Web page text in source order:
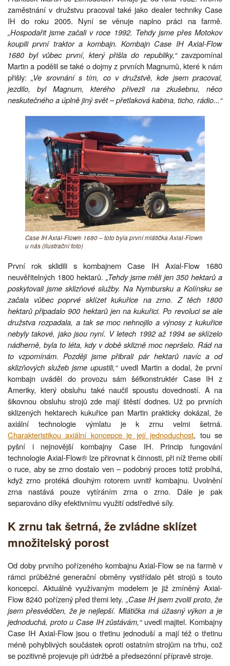
zaměstnání v družstvu pracoval také jako dealer techniky Case
IH do roku 2005. Nyní se věnuje naplno práci na farmě.
„Hospodařit jsme začali v roce 1992. Tehdy jsme přes Motokov
koupili první traktor a kombajn. Kombajn Case IH Axial-Flow
1680 byl vůbec první, který přišla do republiky,“zavzpomínal
Martin a podělil se také o dojmy z prvních Magnumů, které k nám
přišly:„Ve srovnání s tím, co v družstvě, kde jsem pracoval,
jezdilo, byl Magnum, kterého přivezli na zkušebnu, něco
neskutečného a úplně jiný svět – přetlaková kabina, ticho, rádio...“
Case IH Axial-Flow® 1680 – toto byla první mlátička Axial-Flow®
u nás (ilustrační foto)
První rok sklidili s kombajnem Case IH Axial-Flow 1680
neuvěřitelných 1800 hektarů. „Tehdy jsme měli jen 350 hektarů a
poskytovali jsme sklizňové služby. Na Nymbursku a Kolínsku se
začala vůbec poprvé sklízet kukuřice na zrno. Z těch 1800
hektarů připadalo 900 hektarů jen na kukuřici. Po revoluci se ale
družstva rozpadala, a tak se moc nehnojilo a výnosy z kukuřice
nebyly takové, jako jsou nyní. V letech 1992 až 1994 se sklízelo
nádherně, byla to léta, kdy v době sklizně moc nepršelo. Rád na
to vzpomínám. Později jsme přibrali pár hektarů navíc a od
sklizňových služeb jsme upustili,“uvedl Martin a dodal, že první
kombajn uváděl do provozu sám šéfkonstruktér Case IH z
Ameriky, který obsluhu také naučil spoustu dovedností. A na
šikovnou obsluhu strojů zde mají štěstí dodnes. Už po prvních
sklizených hektarech kukuřice pan Martin prakticky dokázal, že
axiální technologie výmlatu je k zrnu velmi šetrná.
Charakteristikou axiální koncepce je její jednoduchost, tou se
pyšní i nejnovější kombajny Case IH. Princip fungování
technologie Axial-Flow® lze přirovnat k činnosti, při níž třeme obilí
o ruce, aby se zrno dostalo ven – podobný proces totiž probíhá,
když zrno protéká dlouhým rotorem uvnitř kombajnu. Uvolnění
zrna nastává pouze vytíráním zrna o zrno. Dále je pak
separováno díky efektivnímu využití odstředivé síly.
K zrnu tak šetrná, že zvládne sklízet
množitelský porost
Od doby prvního pořízeného kombajnu Axial-Flow se na farmě v
rámci průběžné generační obměny vystřídalo pět strojů s touto
koncepcí. Aktuálně využívaným modelem je již zmíněný Axial-
Flow 8240 pořízený před třemi lety. „Case IH jsem zvolil proto, že
jsem přesvědčen, že je nejlepší. Mlátička má úžasný výkon a je
jednoduchá, proto u Case IH zůstávám,“uvedl majitel. Kombajny
Case IH Axial-Flow jsou o třetinu jednoduší a mají též o třetinu
méně pohyblivých součástek oproti ostatním strojům na trhu, což
se pozitivně projevuje při údržbě a předsezónní přípravě stroje.